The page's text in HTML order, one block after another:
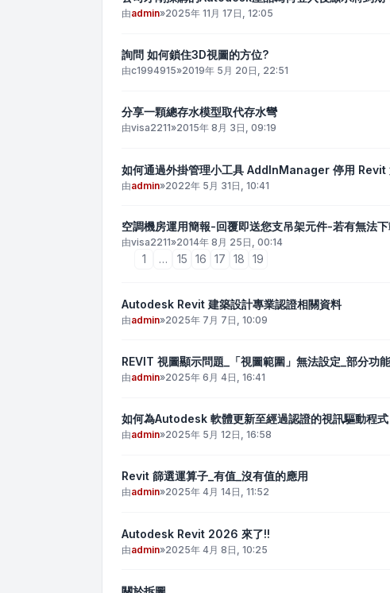
由admin»2025年 11月 17日, 12:05
詢問 如何鎖住3D視圖的方位?
由c1994915»2019年 5月 20日, 22:51
分享一顆總存水模型取代存水彎
由visa2211»2015年 8月 3日, 09:19
如何通過外掛管理小工具 AddInManager 停用 Revit
由admin»2022年 5月 31日, 10:41
空調機房運用簡報-回覆即送您支吊架元件-若有無法
由visa2211»2014年 8月 25日, 00:14
1 … 15 16 17 18 19
Autodesk Revit 建築設計專業認證相關資料
由admin»2025年 7月 7日, 10:09
REVIT 視圖顯示問題_「視圖範圍」無法設定_部分功
由admin»2025年 6月 4日, 16:41
如何為Autodesk 軟體更新至經過認證的視訊驅動程式
由admin»2025年 5月 12日, 16:58
Revit 篩選運算子_有值_沒有值的應用
由admin»2025年 4月 14日, 11:52
Autodesk Revit 2026 來了!!
由admin»2025年 4月 8日, 10:25